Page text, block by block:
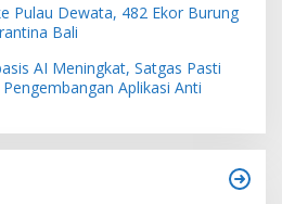
Pulau Dewata, 482 Ekor Burung
Bali
AI Meningkat, Satgas Pasti
Aplikasi Anti